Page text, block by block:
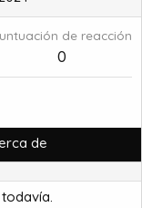
de reacción
0
de